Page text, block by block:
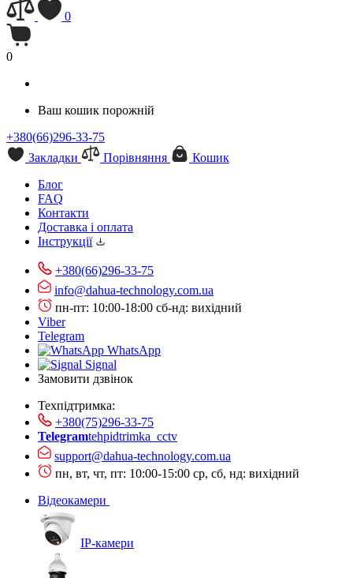
0
0
Ваш кошик порожній
+380(66)296-33-75
Закладки
Порівняння
Кошик
Блог
FAQ
Контакти
Доставка і оплата
Інструкції
+380(66)296-33-75
info@dahua-technology.com.ua
пн-пт: 10:00-18:00 сб-нд: вихідний
Viber
Telegram
WhatsApp
Signal
Замовити дзвінок
Техпідтримка:
+380(75)296-33-75
Telegramtehpidtrimka_cctv
support@dahua-technology.com.ua
пн, вт, чт, пт: 10:00-15:00 ср, сб, нд: вихідний
Відеокамери
IP-камери